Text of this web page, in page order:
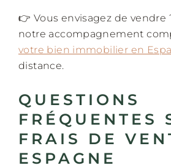
👉 Vous envisagez de vendre
notre accompagnement
votre bien immobilier en
distance.
QUESTIONS
FRÉQUENTES
FRAIS DE
ESPAGNE